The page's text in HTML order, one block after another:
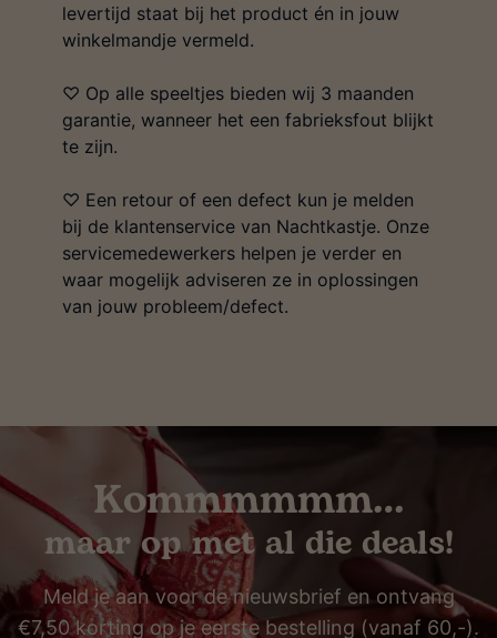
levertijd staat bij het product én in jouw
winkelmandje vermeld.
♡ Op alle speeltjes bieden wij 3 maanden
garantie, wanneer het een fabrieksfout blijkt
te zijn.
♡ Een retour of een defect kun je melden
bij de klantenservice van Nachtkastje. Onze
servicemedewerkers helpen je verder en
waar mogelijk adviseren ze in oplossingen
van jouw probleem/defect.
Kommmmmm…
maar op met al die deals!
Meld je aan voor de nieuwsbrief en ontvang
€7,50 korting op je eerste bestelling (vanaf 60,-).